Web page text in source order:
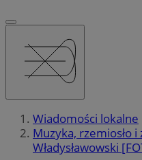
Wiadomości lokalne
Muzyka, rzemiosło
Władysławowski